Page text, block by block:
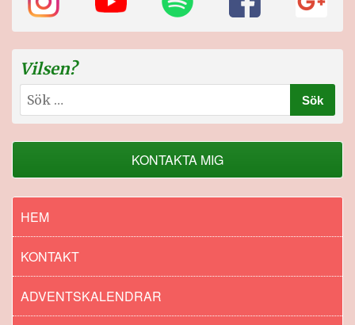
Vilsen?
Sök
efter:
KONTAKTA MIG
HEM
KONTAKT
ADVENTSKALENDRAR